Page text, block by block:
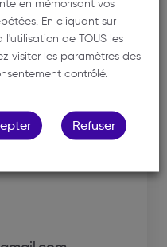
en mémorisant vos
En cliquant sur
de TOUS les
visiter les paramètres des
contrôlé.
Refuser